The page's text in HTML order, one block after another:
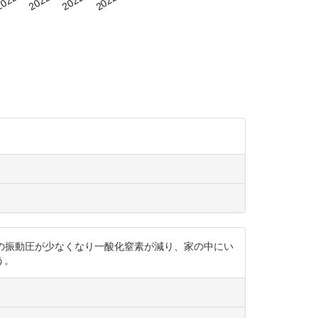
動圧が少なくなり一酸化窒素が減り、家の中にい